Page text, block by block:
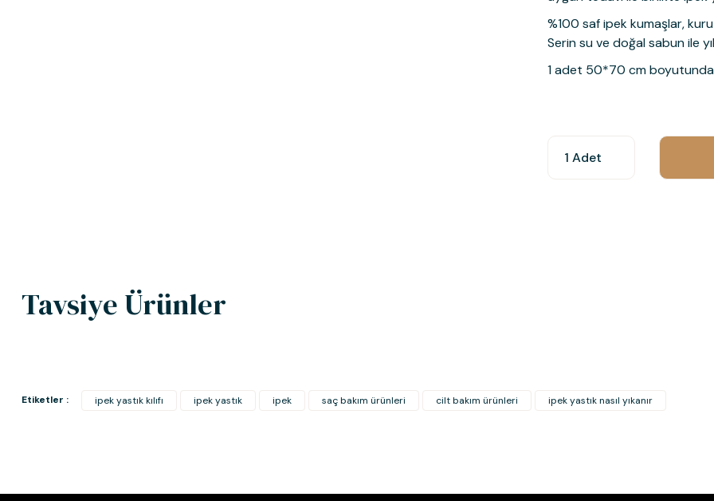
%100 saf ipek kumaşlar,
Serin su ve doğal sabun ile
1 adet 50*70 cm boyutunda
Bu ürünün fiyat bilgisi, resim,
öneri formunu kullanarak
Görüş ve önerileriniz için teşekkür
Tavsiye Ürünler
Etiketler : ipek yastık kılıfı ipek yastık ipek saç bakım ürünleri cilt bakım ürünleri ipek yastık nasıl yıkanır